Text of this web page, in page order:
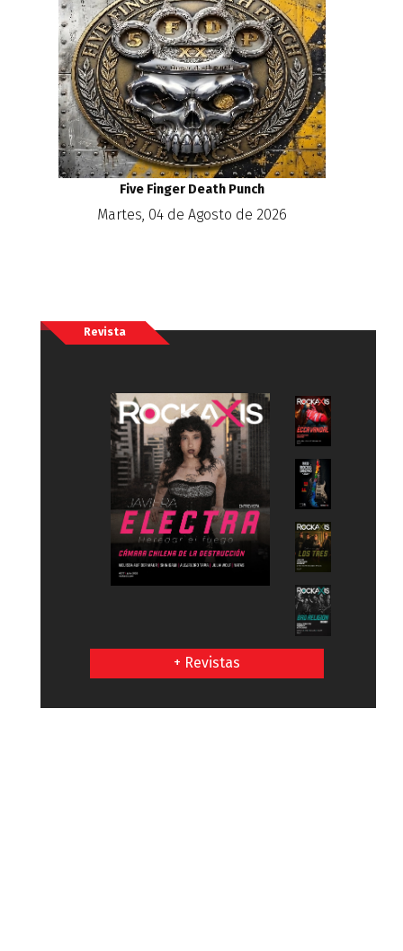
Five Finger Death Punch
Martes, 04 de Agosto de 2026
Revista
+ Revistas